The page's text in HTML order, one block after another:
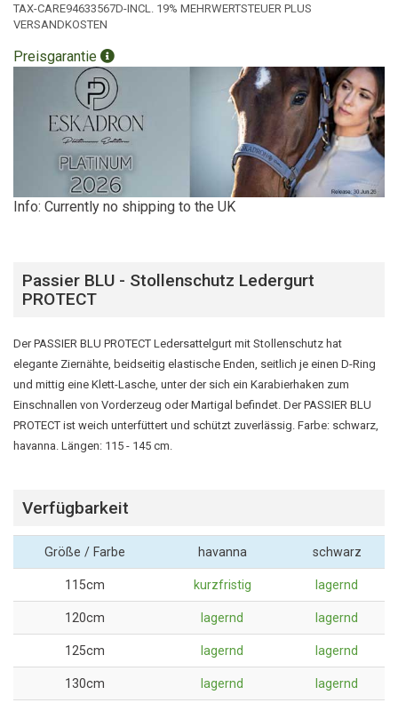
TAX-CARE94633567D-INCL. 19% MEHRWERTSTEUER PLUS
VERSANDKOSTEN
Preisgarantie
Info: Currently no shipping to the UK
Passier BLU - Stollenschutz Ledergurt
PROTECT
Der PASSIER BLU PROTECT Ledersattelgurt mit Stollenschutz hat
elegante Ziernähte, beidseitig elastische Enden, seitlich je einen D-Ring
und mittig eine Klett-Lasche, unter der sich ein Karabierhaken zum
Einschnallen von Vorderzeug oder Martigal befindet. Der PASSIER BLU
PROTECT ist weich unterfüttert und schützt zuverlässig. Farbe: schwarz,
havanna. Längen: 115 - 145 cm.
Verfügbarkeit
Größe / Farbe havanna schwarz
115cm kurzfristig lagernd
120cm lagernd lagernd
125cm lagernd lagernd
130cm lagernd lagernd